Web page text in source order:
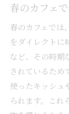
春のカフェ
春のカフェでは
をダイレクトに
など、その時期
されているため
使ったキッシュ
られます。これ